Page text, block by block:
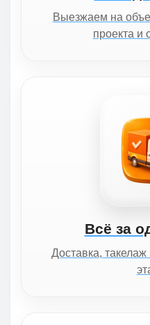
Выезжаем на
проекта и
Всё за
Доставка,